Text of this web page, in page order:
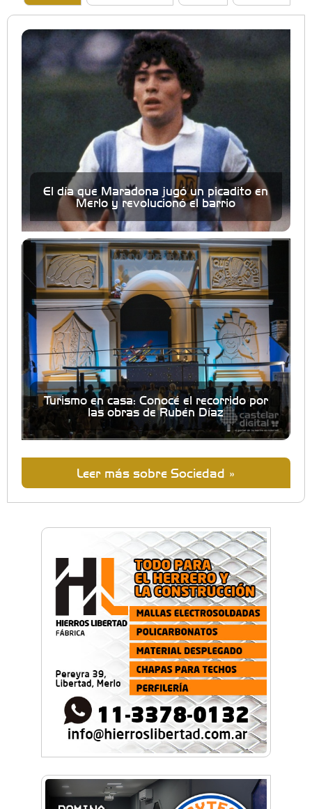
El día que Maradona jugó un picadito en
Merlo y revolucionó el barrio
Turismo en casa: Conocé el recorrido por
las obras de Rubén Díaz
Leer más sobre Sociedad »